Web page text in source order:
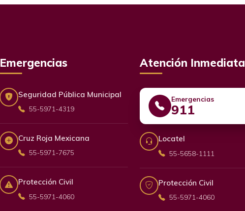
Emergencias
Seguridad Pública Municipal
55-5971-4319
Cruz Roja Mexicana
55-5971-7675
Protección Civil
55-5971-4060
Atención Inmediata
Emergencias
911
Locatel
55-5658-1111
Protección Civil
55-5971-4060